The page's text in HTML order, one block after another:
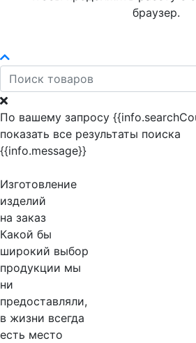
браузер.
По вашему запросу
показать все результаты поиска
{{info.message}}
Изготовление
изделий
на заказ
Какой бы
широкий выбор
продукции мы
ни
предоставляли,
в жизни всегда
есть место